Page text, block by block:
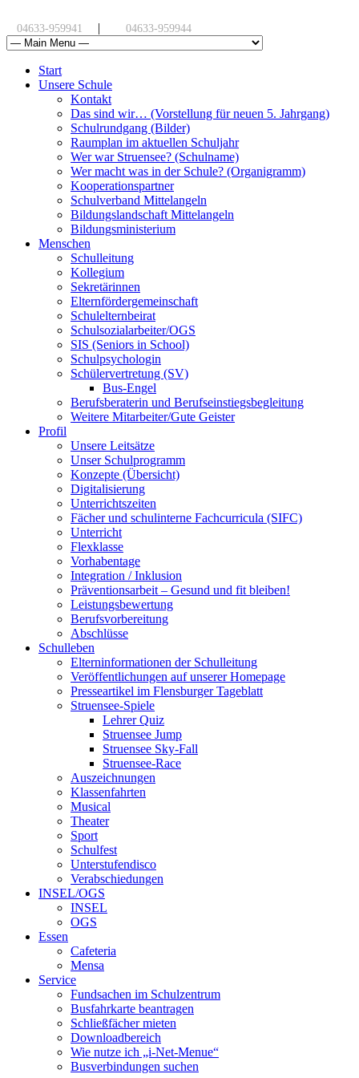
04633-959941 | 04633-959944
Start
Unsere Schule
Kontakt
Das sind wir… (Vorstellung für neuen 5. Jahrgang)
Schulrundgang (Bilder)
Raumplan im aktuellen Schuljahr
Wer war Struensee? (Schulname)
Wer macht was in der Schule? (Organigramm)
Kooperationspartner
Schulverband Mittelangeln
Bildungslandschaft Mittelangeln
Bildungsministerium
Menschen
Schulleitung
Kollegium
Sekretärinnen
Elternfördergemeinschaft
Schulelternbeirat
Schulsozialarbeiter/OGS
SIS (Seniors in School)
Schulpsychologin
Schülervertretung (SV)
Bus-Engel
Berufsberaterin und Berufseinstiegsbegleitung
Weitere Mitarbeiter/Gute Geister
Profil
Unsere Leitsätze
Unser Schulprogramm
Konzepte (Übersicht)
Digitalisierung
Unterrichtszeiten
Fächer und schulinterne Fachcurricula (SIFC)
Unterricht
Flexklasse
Vorhabentage
Integration / Inklusion
Präventionsarbeit – Gesund und fit bleiben!
Leistungsbewertung
Berufsvorbereitung
Abschlüsse
Schulleben
Elterninformationen der Schulleitung
Veröffentlichungen auf unserer Homepage
Presseartikel im Flensburger Tageblatt
Struensee-Spiele
Lehrer Quiz
Struensee Jump
Struensee Sky-Fall
Struensee-Race
Auszeichnungen
Klassenfahrten
Musical
Theater
Sport
Schulfest
Unterstufendisco
Verabschiedungen
INSEL/OGS
INSEL
OGS
Essen
Cafeteria
Mensa
Service
Fundsachen im Schulzentrum
Busfahrkarte beantragen
Schließfächer mieten
Downloadbereich
Wie nutze ich „i-Net-Menue“
Busverbindungen suchen